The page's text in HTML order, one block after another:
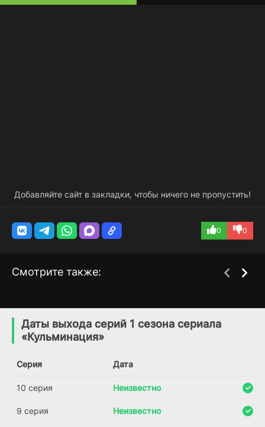
Добавляйте сайт в закладки, чтобы ничего не пропустить!
0 0
Смотрите также:
Даты выхода серий 1 сезона сериала
«Кульминация»
Серия Дата
10 серия Неизвестно
9 серия Неизвестно